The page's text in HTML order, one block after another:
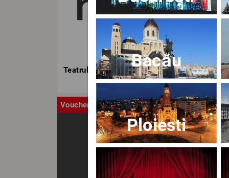
Teatrul Nottara
Voucher
Bacău
Ploiesti